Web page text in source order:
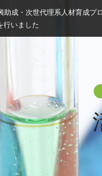
助成・次世代理系人材育成プ
行いました